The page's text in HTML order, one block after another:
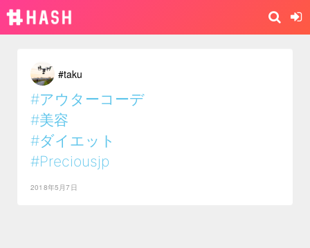
#taku
#アウターコーデ
#美容
#ダイエット
#Preciousjp
2018年5月7日